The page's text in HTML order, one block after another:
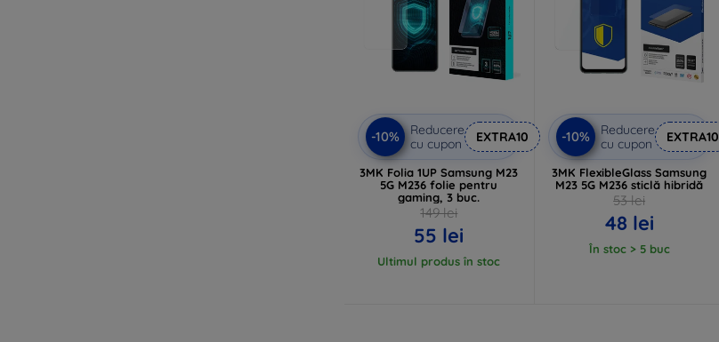
-10%
Reducere
cu cupon
EXTRA10
3MK Folia 1UP Samsung M23
5G M236 folie pentru
gaming, 3 buc.
149 lei
55 lei
Ultimul produs în stoc
-10%
Reducere
cu cupon
EXTRA10
3MK FlexibleGlass Samsung
M23 5G M236 sticlă hibridă
53 lei
48 lei
În stoc > 5 buc